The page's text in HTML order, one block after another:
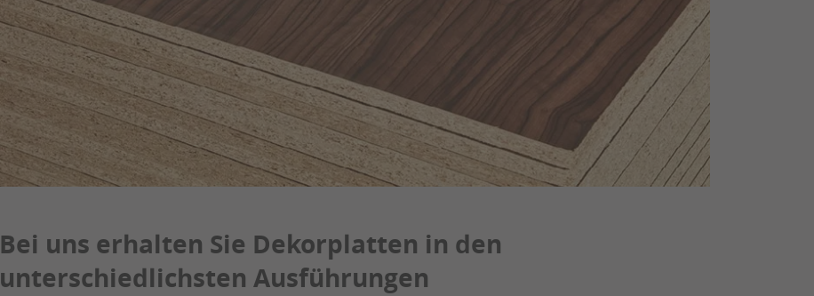
Bei uns erhalten Sie Dekorplatten in den
unterschiedlichsten Ausführungen